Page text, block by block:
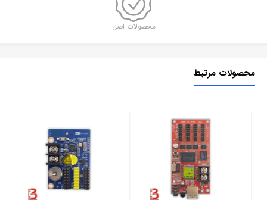
محصولات اصل
محصولات مرتبط